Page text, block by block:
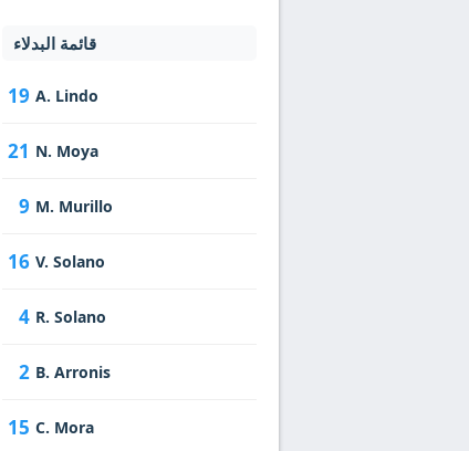
قائمة البدلاء
19 A. Lindo
21 N. Moya
9 M. Murillo
16 V. Solano
4 R. Solano
2 B. Arronis
15 C. Mora